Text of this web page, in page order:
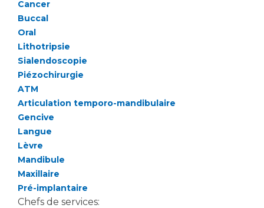
Cancer
Buccal
Oral
Lithotripsie
Sialendoscopie
Piézochirurgie
ATM
Articulation temporo-mandibulaire
Gencive
Langue
Lèvre
Mandibule
Maxillaire
Pré-implantaire
Chefs de services: